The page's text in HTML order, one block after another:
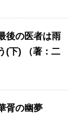
後の医者は雨
(下) （著：二
胥の幽夢